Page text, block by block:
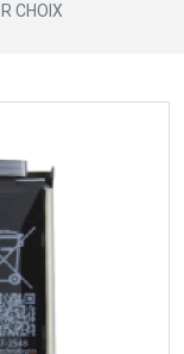
CHOIX